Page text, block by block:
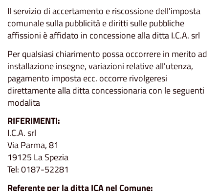
Il servizio di accertamento e riscossione dell'imposta
comunale sulla pubblicità e diritti sulle pubbliche
affissioni è affidato in concessione alla ditta I.C.A. srl
Per qualsiasi chiarimento possa occorrere in merito ad
installazione insegne, variazioni relative all'utenza,
pagamento imposta ecc. occorre rivolgeresi
direttamente alla ditta concessionaria con le seguenti
modalita
RIFERIMENTI:
I.C.A. srl
Via Parma, 81
19125 La Spezia
Tel: 0187-52281
Referente per la ditta ICA nel Comune: